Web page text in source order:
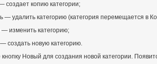
создает копию категории;
— удалить категорию (категория перемещается в
— изменить категорию;
создать новую категорию.
Новый для создания новой категории.